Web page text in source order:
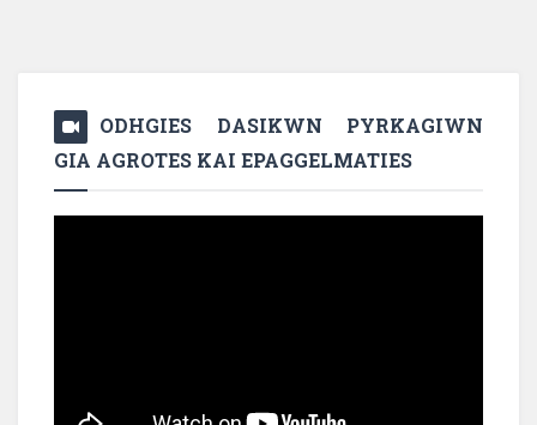
ODHGIES DASIKWN PYRKAGIWN
GIA AGROTES KAI EPAGGELMATIES